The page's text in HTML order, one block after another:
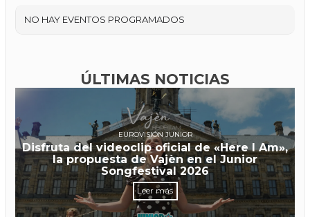
NO HAY EVENTOS PROGRAMADOS
ÚLTIMAS NOTICIAS
EUROVISIÓN JUNIOR
Disfruta del videoclip oficial de «Here I Am»,
la propuesta de Vajèn en el Junior
Songfestival 2026
Leer más